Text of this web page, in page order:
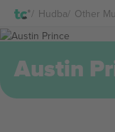
Hudba Other
Austin